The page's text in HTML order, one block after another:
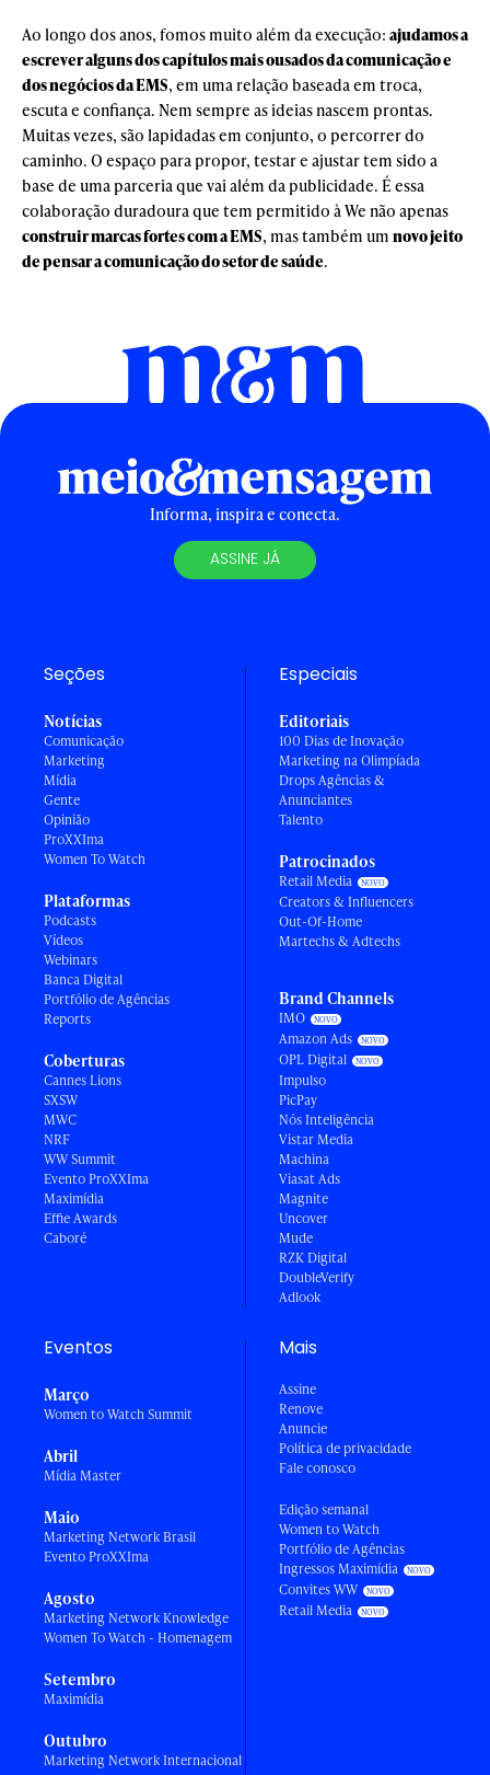
Ao longo dos anos, fomos muito além da execução: ajudamos a
escrever alguns dos capítulos mais ousados da comunicação e
dos negócios da EMS, em uma relação baseada em troca,
escuta e confiança. Nem sempre as ideias nascem prontas.
Muitas vezes, são lapidadas em conjunto, o percorrer do
caminho. O espaço para propor, testar e ajustar tem sido a
base de uma parceria que vai além da publicidade. É essa
colaboração duradoura que tem permitido à We não apenas
construir marcas fortes com a EMS, mas também um novo jeito
de pensar a comunicação do setor de saúde.
Informa, inspira e conecta.
ASSINE JÁ
Seções
Notícias
Comunicação
Marketing
Mídia
Gente
Opinião
ProXXIma
Women To Watch
Plataformas
Podcasts
Vídeos
Webinars
Banca Digital
Portfólio de Agências
Reports
Coberturas
Cannes Lions
SXSW
MWC
NRF
WW Summit
Evento ProXXIma
Maximídia
Effie Awards
Caboré
Especiais
Editoriais
100 Dias de Inovação
Marketing na Olimpíada
Drops Agências &
Anunciantes
Talento
Patrocinados
Retail Media
Creators & Influencers
Out-Of-Home
Martechs & Adtechs
Brand Channels
IMO
Amazon Ads
OPL Digital
Impulso
PicPay
Nós Inteligência
Vistar Media
Machina
Viasat Ads
Magnite
Uncover
Mude
RZK Digital
DoubleVerify
Adlook
Eventos
Março
Women to Watch Summit
Abril
Mídia Master
Maio
Marketing Network Brasil
Evento ProXXIma
Agosto
Marketing Network Knowledge
Women To Watch - Homenagem
Setembro
Maximídia
Outubro
Marketing Network Internacional
Mais
Assine
Renove
Anuncie
Política de privacidade
Fale conosco
Edição semanal
Women to Watch
Portfólio de Agências
Ingressos Maximídia
Convites WW
Retail Media